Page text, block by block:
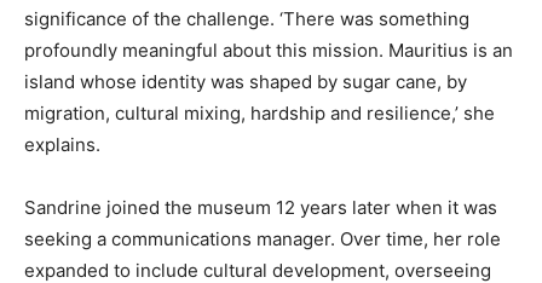
significance of the challenge. ‘There was something
profoundly meaningful about this mission. Mauritius is an
island whose identity was shaped by sugar cane, by
migration, cultural mixing, hardship and resilience,’ she
explains.
Sandrine joined the museum 12 years later when it was
seeking a communications manager. Over time, her role
expanded to include cultural development, overseeing